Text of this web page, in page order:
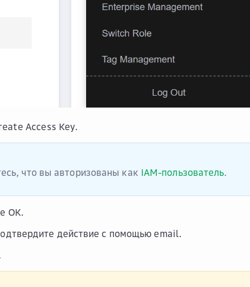
Access Key.
что вы авторизованы как IAM-пользователь.
OK.
действие с помощью email.